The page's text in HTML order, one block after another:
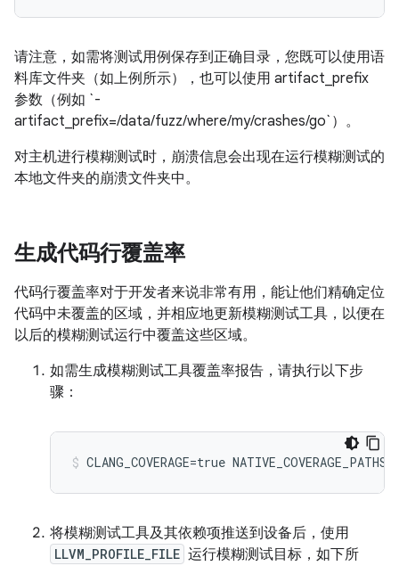
请注意，如需将测试用例保存到正确目录，您既可以使用语
料库文件夹（如上例所示），也可以使用 artifact_prefix
参数（例如 `-
artifact_prefix=/data/fuzz/where/my/crashes/go`）。
对主机进行模糊测试时，崩溃信息会出现在运行模糊测试的
本地文件夹的崩溃文件夹中。
生成代码行覆盖率
代码行覆盖率对于开发者来说非常有用，能让他们精确定位
代码中未覆盖的区域，并相应地更新模糊测试工具，以便在
以后的模糊测试运行中覆盖这些区域。
如需生成模糊测试工具覆盖率报告，请执行以下步
骤：
CLANG_COVERAGE=true
将模糊测试工具及其依赖项推送到设备后，使用
LLVM_PROFILE_FILE 运行模糊测试目标，如下所